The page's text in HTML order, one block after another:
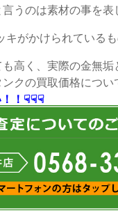
うのは素材の事を
キがかけられている
高く、実際の金無垢
クの買取価格につい
！！☟☟☟